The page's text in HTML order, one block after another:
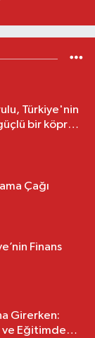
Türkiye'nin
bir köprü
Çağı
Finans
Girerken:
ve Eğitimde